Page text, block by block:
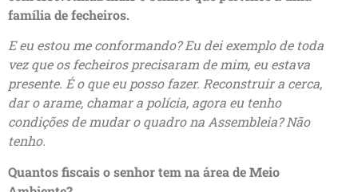
família de fecheiros.
E eu estou me conformando? Eu dei exemplo de toda
vez que os fecheiros precisaram de mim, eu estava
presente. É o que eu posso fazer. Reconstruir a cerca,
dar o arame, chamar a polícia, agora eu tenho
condições de mudar o quadro na Assembleia? Não
tenho.
Quantos fiscais o senhor tem na área de Meio